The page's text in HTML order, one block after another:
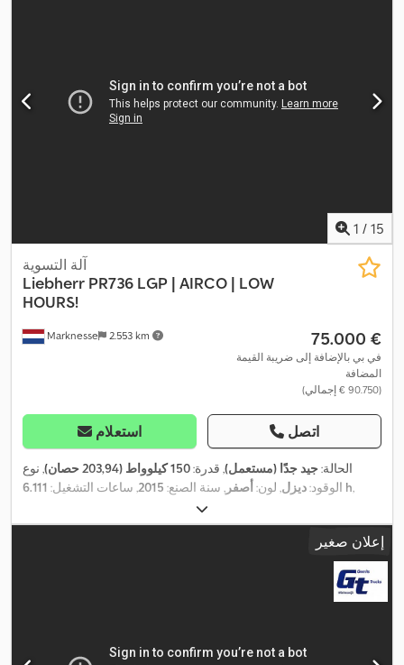
1 / 15
Marknesse 2.553 km
آلة التسوية
Liebherr PR736 LGP | AIRCO | LOW
HOURS!
‏75.000 €
في بي بالإضافة إلى ضريبة القيمة
المضافة
(‏90.750 € إجمالي)
استعلام اتصل
الحالة:جيد جدًا (مستعمل), قدرة:150 كيلوواط (203,94 حصان)
, نوع
الوقود:ديزل, لون: أصفر , سنة الصنع: 2015, ساعات التشغيل: 6.111 h,
إعلان صغير